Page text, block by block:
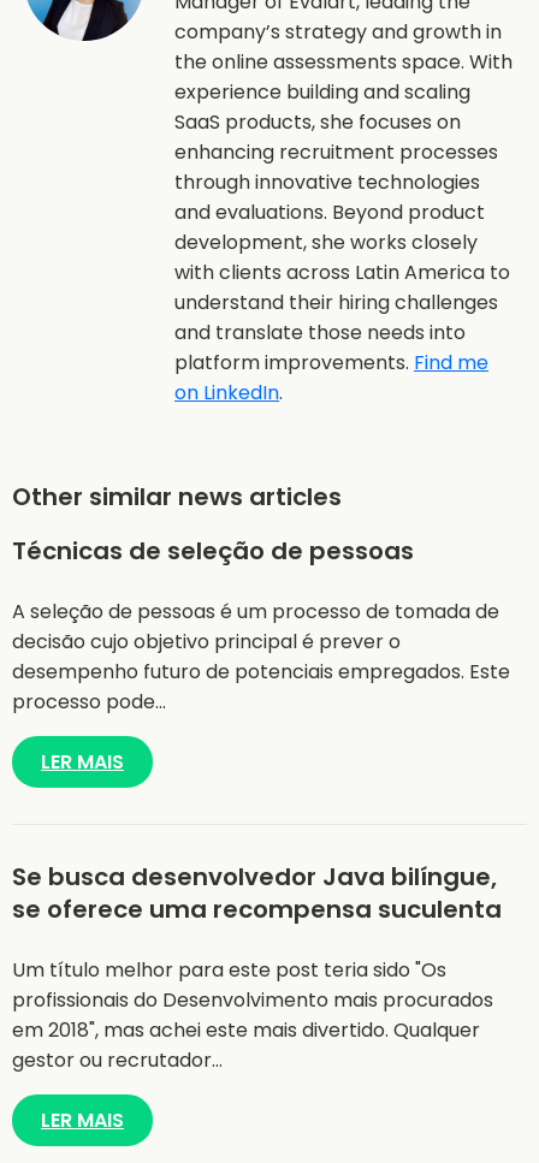
company’s strategy and growth in
the online assessments space. With
experience building and scaling
SaaS products, she focuses on
enhancing recruitment processes
through innovative technologies
and evaluations. Beyond product
development, she works closely
with clients across Latin America to
understand their hiring challenges
and translate those needs into
platform improvements. Find me
on LinkedIn.
Other similar news articles
Técnicas de seleção de pessoas
A seleção de pessoas é um processo de tomada de
decisão cujo objetivo principal é prever o
desempenho futuro de potenciais empregados. Este
processo pode…
LER MAIS
Se busca desenvolvedor Java bilíngue,
se oferece uma recompensa suculenta
Um título melhor para este post teria sido "Os
profissionais do Desenvolvimento mais procurados
em 2018", mas achei este mais divertido. Qualquer
gestor ou recrutador…
LER MAIS